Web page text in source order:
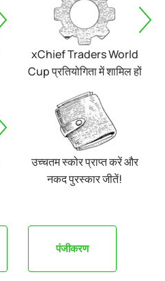
xChief Traders World
Cup प्रतियोगिता में शामिल हों
उच्चतम स्कोर प्राप्त करें और
नकद पुरस्कार जीतें!
पंजीकरण